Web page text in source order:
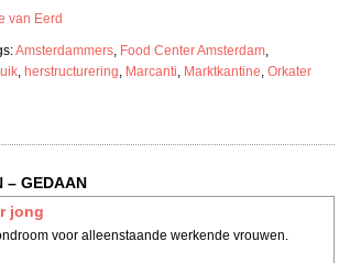
van Eerd
Amsterdammers, Food Center Amsterdam,
, herstructurering, Marcanti, Marktkantine,Orkater
– GEDAAN
jong
voor alleenstaande werkende vrouwen.